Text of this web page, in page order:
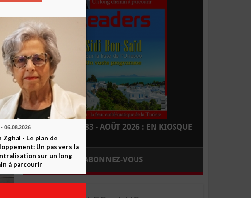
LEADERS N° 183 - AOÛT 2026 : EN KIOSQUE
ABONNEZ-VOUS
06.08.2026
Zghal - Le plan de
Un pas vers la
sur un long
à parcourir